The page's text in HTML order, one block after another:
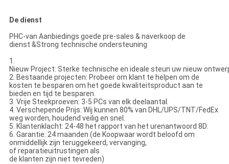
De dienst
PHC-van Aanbiedings goede pre-sales & naverkoop de
dienst &Strong technische ondersteuning
1.
Nieuw Project: Sterke technische en ideale steun uw nieuw
2. Bestaande projecten: Probeer om klant te helpen om de
kosten te besparen om het goede kwaliteitsproduct aan te
bieden en tijd te besparen.
3. Vrije Steekproeven: 3-5 PCs van elk deelaantal.
4. Verschepende Prijs: Wij kunnen 80% van DHL/UPS/TNT/FedEx
weg worden, houdend veilig en snel.
5. Klantenklacht: 24-48 het rapport van het urenantwoord 8D.
6. Garantie: 24 maanden (de Koopwaar wordt beloofd om
onmiddellijk zijn teruggekeerd, vervanging,
of reparatieuitrustingen als
de klanten zijn niet tevreden)